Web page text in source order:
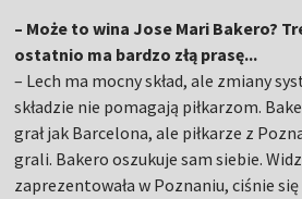
– Może to wina Jose Mari Bakero?
ostatnio ma bardzo złą prasę...
– Lech ma mocny skład, ale zmiany
składzie nie pomagają piłkarzom.
grał jak Barcelona, ale piłkarze z
grali. Bakero oszukuje sam siebie.
zaprezentowała w Poznaniu, ciśnie